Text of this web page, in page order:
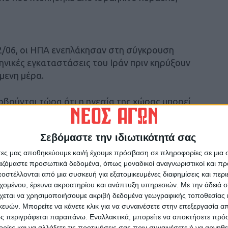
Σεβόμαστε την ιδιωτικότητά σας
μας αποθηκεύουμε και/ή έχουμε πρόσβαση σε πληροφορίες σε
προσωπικά δεδομένα, όπως μοναδικοί αναγνωριστικοί και
από μια συσκευή για εξατομικευμένες διαφημίσεις και
έρευνα ακροατηρίου και ανάπτυξη υπηρεσιών. Με την άδειά
να χρησιμοποιήσουμε ακριβή δεδομένα γεωγραφικής τοποθεσίας
Μπορείτε να κάνετε κλικ για να συναινέσετε στην επεξεργασία
περιγράφεται παραπάνω. Εναλλακτικά, μπορείτε να αποκτήσετε
06, οι ΗΠΑ ενεπλάκησαν στη σύγκρουση
εγκαταστάσεις του Ιράν πριν κηρύξουν
μέρα.
τώρα ότι η ηγεσία της χώρας μπορεί
υιοθετώντας παράλληλα μια πολύ πιο
και στην εξωτερική πολιτική.
ότι οι επιθέσεις τους στο Ιράν πιθανόν να
κάτι που θα είχε ως αποτέλεσμα ένα κράτος
δεν συνέβη.
αντικαθιστώντας άμεσα όσα ηγετικά
επιδρομές και εφαρμόζοντας σκληρή